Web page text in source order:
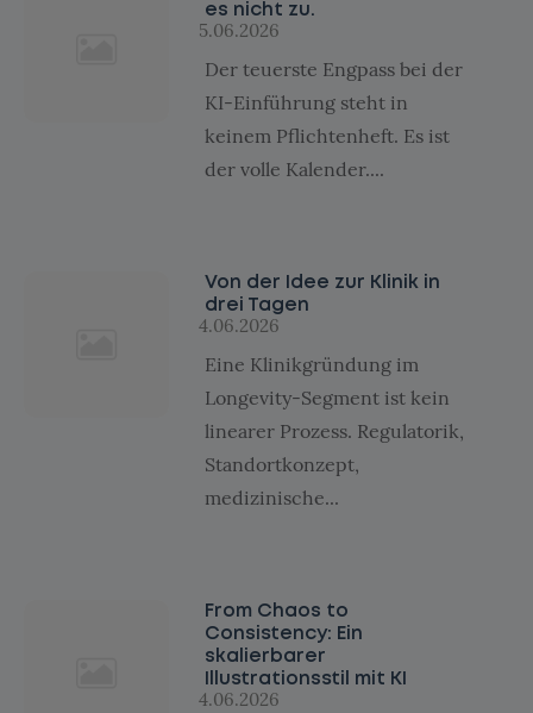
es nicht zu.
5.06.2026
Der teuerste Engpass bei der
KI-Einführung steht in
keinem Pflichtenheft. Es ist
der volle Kalender....
Von der Idee zur Klinik in
drei Tagen
4.06.2026
Eine Klinikgründung im
Longevity-Segment ist kein
linearer Prozess. Regulatorik,
Standortkonzept,
medizinische...
From Chaos to
Consistency: Ein
skalierbarer
Illustrationsstil mit KI
4.06.2026